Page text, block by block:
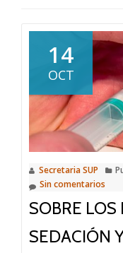
14
OCT
Secretaria SUP
Sin comentarios
SOBRE
SEDACIÓN